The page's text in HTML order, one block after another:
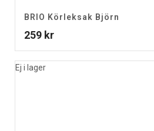
BRIO Körleksak Björn
259 kr
Ej i lager